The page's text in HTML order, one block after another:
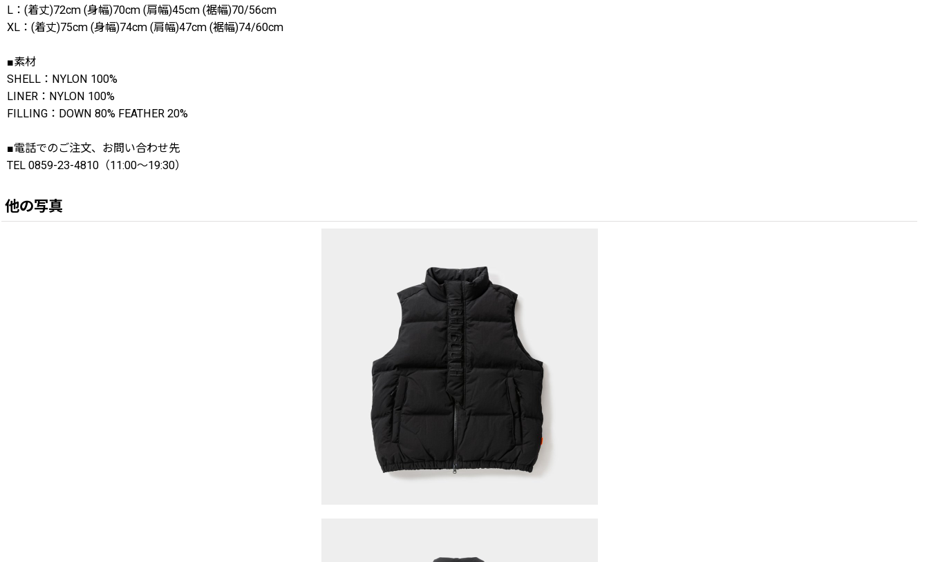
L：(着丈)72cm (身幅)70cm (肩幅)45cm (裾幅)70/56cm
XL：(着丈)75cm (身幅)74cm (肩幅)47cm (裾幅)74/60cm
■素材
SHELL：NYLON 100%
LINER：NYLON 100%
FILLING：DOWN 80% FEATHER 20%
■電話でのご注文、お問い合わせ先
TEL 0859-23-4810（11:00〜19:30）
他の写真